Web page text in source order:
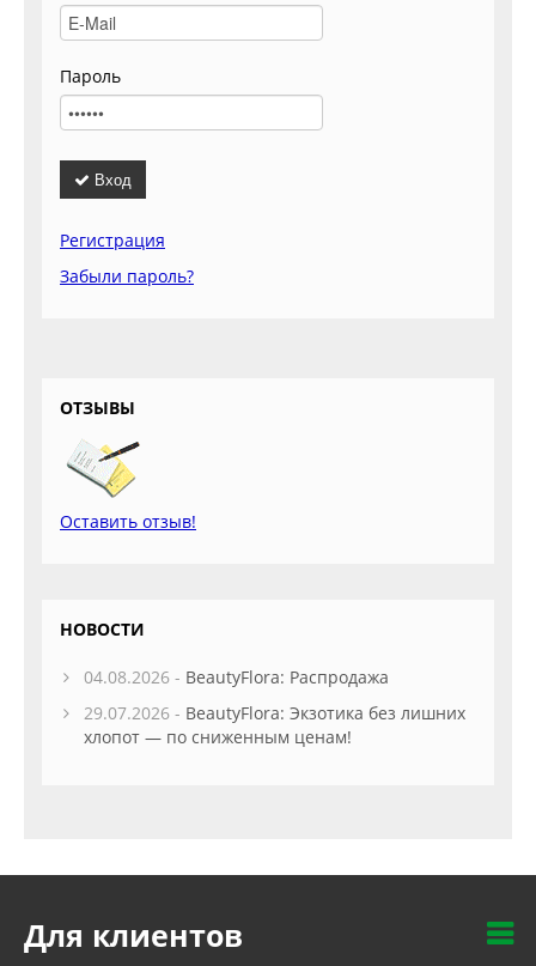
Пароль
Вход
Регистрация
Забыли пароль?
ОТЗЫВЫ
Оставить отзыв!
НОВОСТИ
04.08.2026 - BeautyFlora: Распродажа
29.07.2026 - BeautyFlora: Экзотика без лишних
хлопот — по сниженным ценам!
Для клиентов